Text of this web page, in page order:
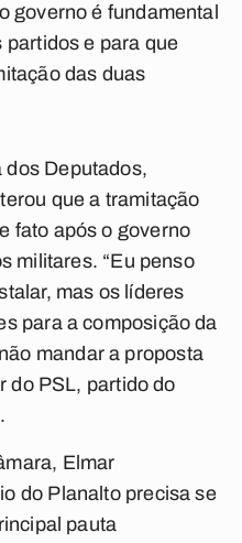
governo é fundamental
e para que
das duas
dos Deputados,
que a tramitação
fato após o governo
militares. “Eu penso
mas os líderes
para a composição da
mandar a proposta
do PSL, partido do
Elmar
do Planalto precisa se
pauta